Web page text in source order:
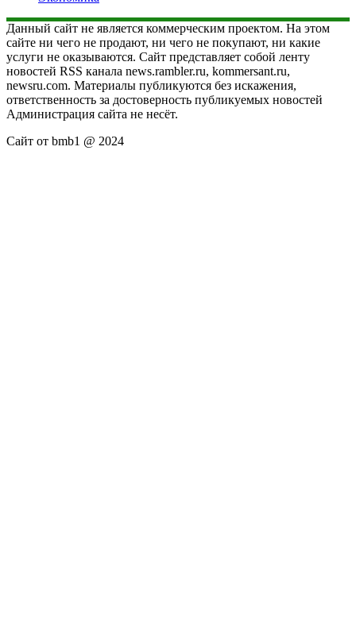
Данный сайт не является коммерческим проектом. На этом
сайте ни чего не продают, ни чего не покупают, ни какие
услуги не оказываются. Сайт представляет собой ленту
новостей RSS канала news.rambler.ru, kommersant.ru,
newsru.com. Материалы публикуются без искажения,
ответственность за достоверность публикуемых новостей
Администрация сайта не несёт.
Сайт от bmb1 @ 2024